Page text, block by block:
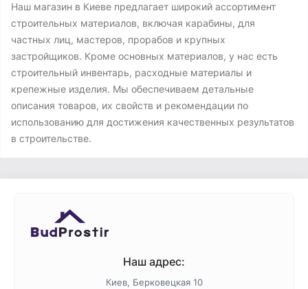
Наш магазин в Киеве предлагает широкий ассортимент
строительных материалов, включая карабины, для
частных лиц, мастеров, прорабов и крупных
застройщиков. Кроме основных материалов, у нас есть
строительный инвентарь, расходные материалы и
крепежные изделия. Мы обеспечиваем детальные
описания товаров, их свойств и рекомендации по
использованию для достижения качественных результатов
в строительстве.
Наш адрес:
Киев, Берковецкая 10